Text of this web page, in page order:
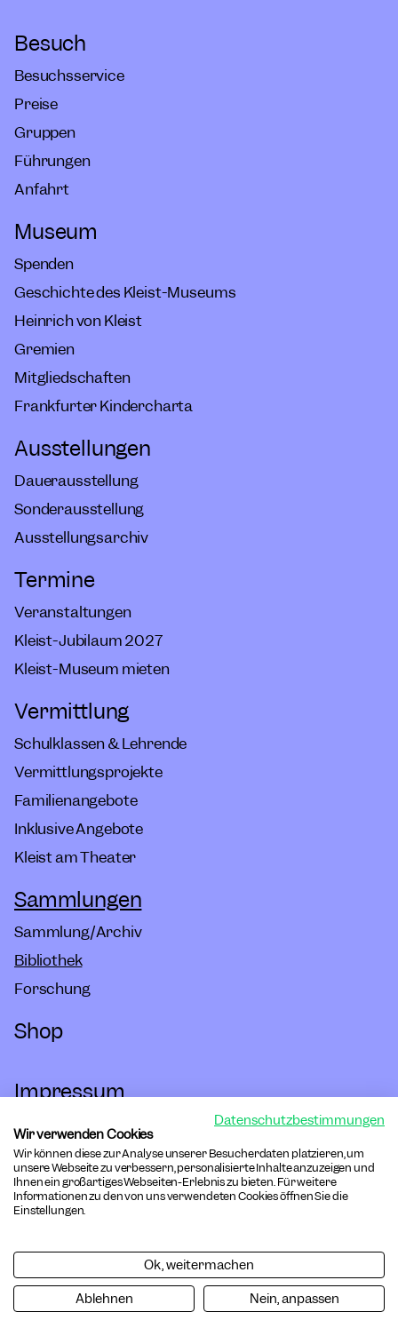
Besuch
Besuchsservice
Preise
Gruppen
Führungen
Anfahrt
Museum
Spenden
Geschichte des Kleist-Museums
Heinrich von Kleist
Gremien
Mitgliedschaften
Frankfurter Kindercharta
Ausstellungen
Dauerausstellung
Sonderausstellung
Ausstellungsarchiv
Termine
Veranstaltungen
Kleist-Jubiläum 2027
Kleist-Museum mieten
Vermittlung
Schulklassen & Lehrende
Vermittlungsprojekte
Familienangebote
Inklusive Angebote
Kleist am Theater
Sammlungen
Sammlung/Archiv
Bibliothek
Forschung
Shop
Impressum
Hausordnung
Barrierefreiheit
Datenschutz
Cookies
AGB Online-Shop
Datenschutzbestimmungen
Wir verwenden Cookies
Wir können diese zur Analyse unserer Besucherdaten platzieren, um
unsere Webseite zu verbessern, personalisierte Inhalte anzuzeigen und
Ihnen ein großartiges Webseiten-Erlebnis zu bieten. Für weitere
Informationen zu den von uns verwendeten Cookies öffnen Sie die
Einstellungen.
Ok, weitermachen
Ablehnen
Nein, anpassen